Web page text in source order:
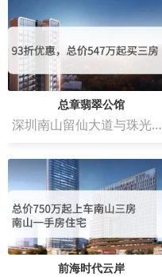
总章翡翠公馆
深圳南山留仙大道与珠光北路交汇处
前海时代云岸